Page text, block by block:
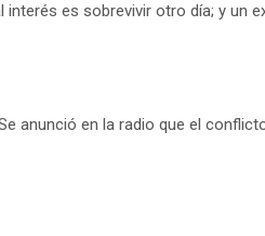
es sobrevivir otro día; y un
anunció en la radio que el